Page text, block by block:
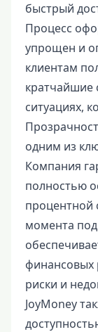
быстрый
Процесс
упрощен и
клиентам
кратчайшие
ситуациях,
одним из
Компания
полностью
процентной
момента
финансовых
риски и
JoyMoney